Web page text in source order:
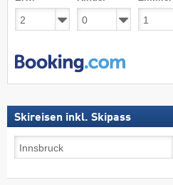
Skireisen inkl. Skipass
inkl.